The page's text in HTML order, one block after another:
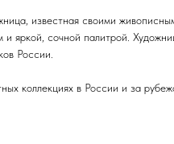
известная своими
яркой, сочной палитрой.
России.
коллекциях в России и за